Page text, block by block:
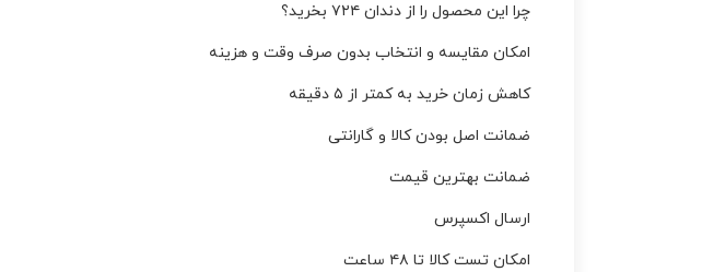
چرا این محصول را از دندان ۷۲۴ بخرید؟
امکان مقایسه و انتخاب بدون صرف وقت و هزینه
کاهش زمان خرید به کمتر از ۵ دقیقه
ضمانت اصل بودن کالا و گارانتی
ضمانت بهترین قیمت
ارسال اکسپرس
امکان تست کالا تا ۴۸ ساعت